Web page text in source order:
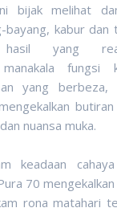
bijak melihat
bayang, kabur dan
hasil yang
manakala
yang berbeza,
nuansa muka.
keadaan
70
rona matahari